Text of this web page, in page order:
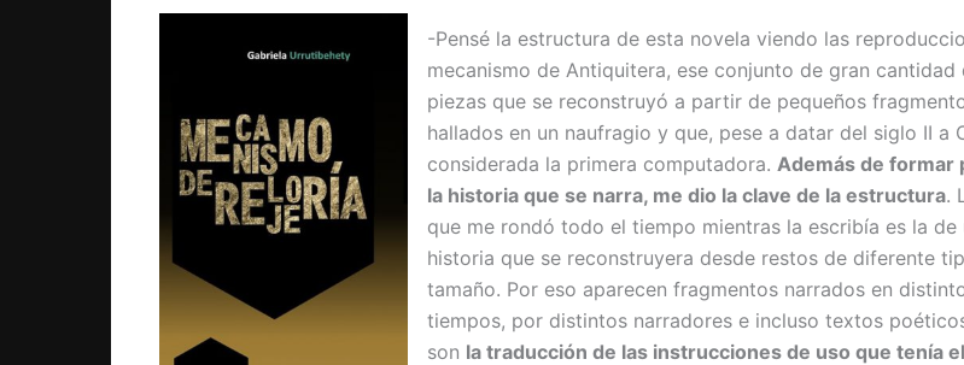
-Pensé la estructura de esta novela viendo las
mecanismo de Antiquitera, ese conjunto de gran cantidad
piezas que se reconstruyó a partir de pequeños
hallados en un naufragio y que, pese a datar del siglo II a
considerada la primera computadora. Además de formar
la historia que se narra, me dio la clave de la estructura.
que me rondó todo el tiempo mientras la escribía es la de
historia que se reconstruyera desde restos de diferente
tamaño. Por eso aparecen fragmentos narrados en
tiempos, por distintos narradores e incluso textos
son la traducción de las instrucciones de uso que tenía el